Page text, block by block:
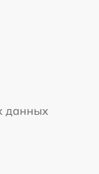
данных